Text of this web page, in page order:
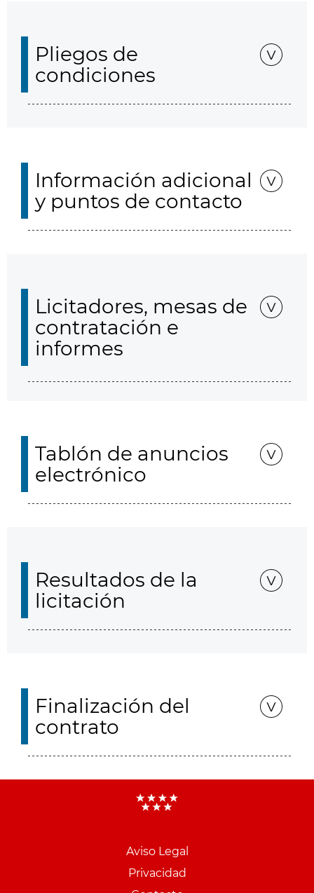
Pliegos de
condiciones
Información adicional
y puntos de contacto
Licitadores, mesas de
contratación e
informes
Tablón de anuncios
electrónico
Resultados de la
licitación
Finalización del
contrato
Aviso Legal
Privacidad